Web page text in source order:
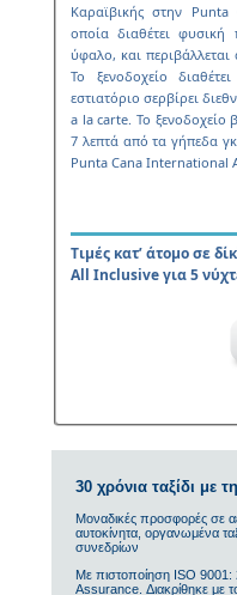
Καραϊβικής στην
οποία διαθέτει φυσική
ύφαλο, και
Το ξενοδοχείο
εστιατόριο σερβίρει
a la carte. Το ξενοδοχείο
7 λεπτά από τα γήπεδα
Punta Cana International
Τιµές κατ’ άτοµο σε
All Inclusive για 5
30 χρόνια ταξίδι με
Μοναδικές προσφορές σε
αυτοκίνητα, οργανωμένα
συνεδρίων
Με πιστοποίηση ΙSO
Assurance. Διακρίθηκε με